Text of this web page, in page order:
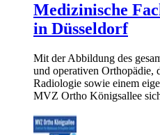
Medizinische
in Düsseldorf
Mit der Abbildung des
und operativen Orthopädie,
Radiologie sowie einem
MVZ Ortho Königsallee